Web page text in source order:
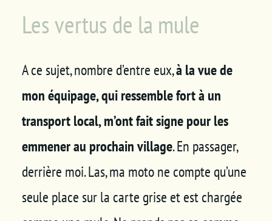
Les vertus de la mule
A ce sujet, nombre d’entre eux,à la vue de
mon équipage, qui ressemble fort à un
transport local, m’ont fait signe pour les
emmener au prochain village. En passager,
derrière moi. Las, ma moto ne compte qu’une
seule place sur la carte grise et est chargée